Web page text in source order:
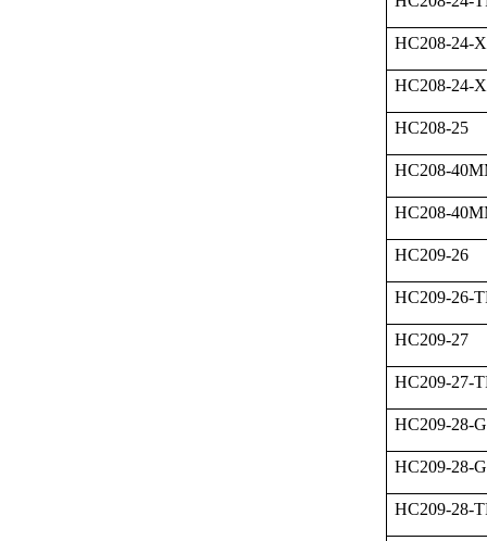
HC208-24-
HC208-24-
HC208-25
HC208-
HC208-
HC209-26
HC209-26-
HC209-27
HC209-27-
HC209-28-
HC209-28-
HC209-28-